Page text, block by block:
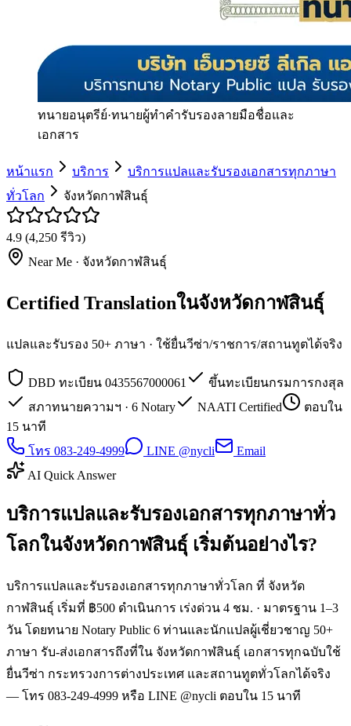
ทนายอนุตรีย์·ทนายผู้ทำคำรับรองลายมือชื่อและ
เอกสาร
หน้าแรก บริการ
บริการแปลและรับรองเอกสารทุกภาษา
ทั่วโลก
จังหวัดกาฬสินธุ์
4.9 (4,250 รีวิว)
Near Me · จังหวัดกาฬสินธุ์
Certified Translationในจังหวัดกาฬสินธุ์
แปลและรับรอง 50+ ภาษา · ใช้ยื่นวีซ่า/ราชการ/สถานทูตได้จริง
DBD ทะเบียน 0435567000061
ขึ้นทะเบียนกรมการกงสุล
สภาทนายความฯ · 6 Notary
NAATI Certified
ตอบใน
15 นาที
โทร 083-249-4999
LINE @nycli
Email
AI Quick Answer
บริการแปลและรับรองเอกสารทุกภาษาทั่ว
โลกในจังหวัดกาฬสินธุ์ เริ่มต้นอย่างไร?
บริการแปลและรับรองเอกสารทุกภาษาทั่วโลก ที่ จังหวัด
กาฬสินธุ์ เริ่มที่ ฿500 ดำเนินการ เร่งด่วน 4 ชม. · มาตรฐาน 1–3
วัน โดยทนาย Notary Public 6 ท่านและนักแปลผู้เชี่ยวชาญ 50+
ภาษา รับ-ส่งเอกสารถึงที่ใน จังหวัดกาฬสินธุ์ เอกสารทุกฉบับใช้
ยื่นวีซ่า กระทรวงการต่างประเทศ และสถานทูตทั่วโลกได้จริง
— โทร 083-249-4999 หรือ LINE @nycli ตอบใน 15 นาที